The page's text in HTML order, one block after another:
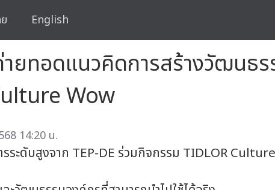
English
ทอดแนวคิดการสร้างวัฒนธร
Wow
14:20 น.
ะดับสูงจาก TEP-DE ร่วมกิจกรรม TIDLOR Culture